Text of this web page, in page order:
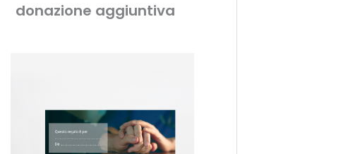
donazione aggiuntiva